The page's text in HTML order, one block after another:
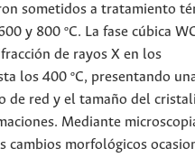
sometidos a tratamiento
y 800 ºC. La fase cúbica
de rayos X en los
los 400 ºC, presentando
de red y el tamaño del
Mediante
cambios morfológicos